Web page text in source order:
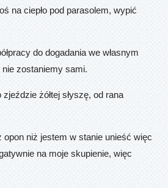
na ciepło pod parasolem, wypić
do dogadania we własnym
zostaniemy sami.
żółtej słyszę, od rana
opon niż jestem w stanie unieść więc
na moje skupienie, więc